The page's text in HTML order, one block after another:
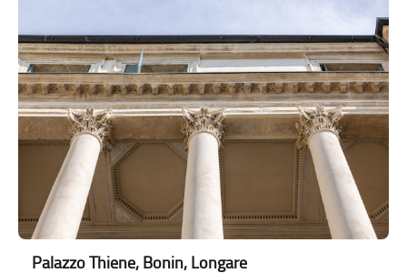
Palazzo Thiene, Bonin, Longare